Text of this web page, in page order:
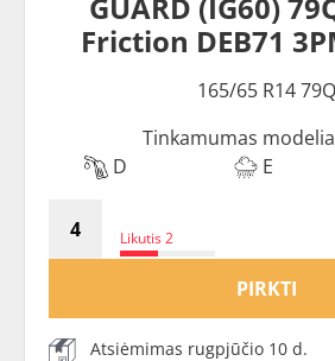
Friction DEB71
165/65 R14 79Q
Tinkamumas
D
E
Likutis 2
PIRKTI
Atsiėmimas rugpjūčio 10 d.